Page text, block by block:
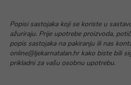
Popisi sastojaka koji se koriste u
ažuriraju. Prije upotrebe proizvoda,
popis sastojaka na pakiranju ili nas
online@ljekarnatalan.hr kako biste bili
prikladni za vašu osobnu upotrebu.